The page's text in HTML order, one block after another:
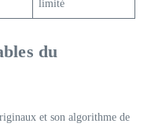
limité
du
et son algorithme de